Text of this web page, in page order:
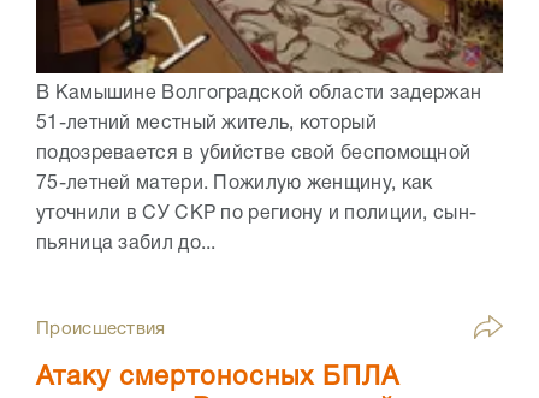
В Камышине Волгоградской области задержан
51-летний местный житель, который
подозревается в убийстве свой беспомощной
75-летней матери. Пожилую женщину, как
уточнили в СУ СКР по региону и полиции, сын-
пьяница забил до...
Происшествия
Атаку смертоносных БПЛА